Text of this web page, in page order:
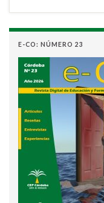
E-CO: NÚMERO 23